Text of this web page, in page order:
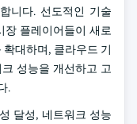
니다. 선도적인 기술
플레이어들이 새로
대하며, 클라우드 기
성능을 개선하고 고
.
달성, 네트워크 성능